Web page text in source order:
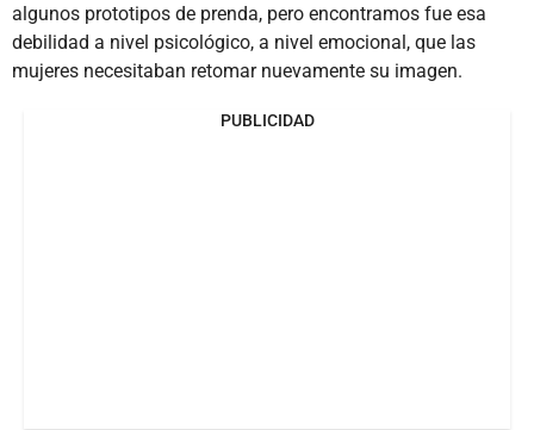
algunos prototipos de prenda, pero encontramos fue esa
debilidad a nivel psicológico, a nivel emocional, que las
mujeres necesitaban retomar nuevamente su imagen.
PUBLICIDAD